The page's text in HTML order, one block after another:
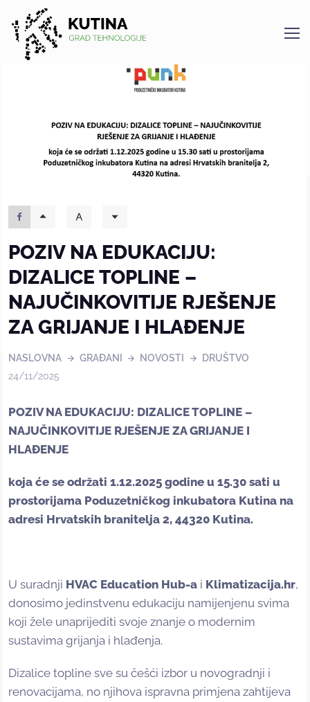
Kutina
POZIV NA EDUKACIJU:
DIZALICE TOPLINE –
NAJUČINKOVITIJE RJEŠENJE
ZA GRIJANJE I HLAĐENJE
NASLOVNA GRAĐANI NOVOSTI
DRUŠTVO
24/11/2025
POZIV NA EDUKACIJU: DIZALICE TOPLINE –
NAJUČINKOVITIJE RJEŠENJE ZA GRIJANJE I
HLAĐENJE
koja će se održati 1.12.2025 godine u 15.30 sati u
prostorijama Poduzetničkog inkubatora Kutina na
adresi Hrvatskih branitelja 2, 44320 Kutina.
U suradnji HVAC Education Hub-a i Klimatizacija.hr,
donosimo jedinstvenu edukaciju namijenjenu svima
koji žele unaprijediti svoje znanje o modernim
sustavima grijanja i hlađenja.
Dizalice topline sve su češći izbor u novogradnji i
renovacijama, no njihova ispravna primjena zahtijeva